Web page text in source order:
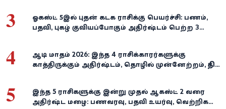
3
ஓகஸ்ட் 5இல் புதன் கடக ராசிக்கு பெயர்ச்சி: பணம்,
பதவி, புகழ் குவியப்போகும் அதிர்ஷ்டம் பெற்ற 3
4
ஆடி மாதம் 2026: இந்த 4 ராசிக்காரர்களுக்கு
காத்திருக்கும் அதிர்ஷ்டம், தொழில் முன்னேற்றம், நிதி
5
இந்த 5 ராசிகளுக்கு இன்று முதல் ஆகஸ்ட் 2 வரை
அதிர்ஷ்ட மழை: பணவரவு, பதவி உயர்வு, வெற்றிகள்